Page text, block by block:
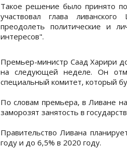
Такое решение было принято
участвовал глава
преодолеть политические и
интересов".
Премьер-министр Саад Харири
на следующей неделе. Он
специальный комитет, который
По словам премьера, в Ливане
заморозят занятость в
Правительство Ливана
году и до 6,5% в 2020 году.